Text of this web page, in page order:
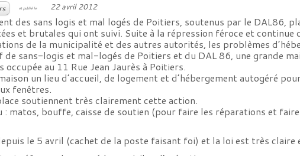
et publié le 22 avril 2012
des sans logis et mal logés de Poitiers, soutenus par le DAL86,
et brutales qui ont suivi. Suite à la répression féroce et
de la municipalité et des autres autorités, les problèmes
sans-logis et mal-logés de Poitiers et du DAL 86, une grande
au 11 Rue Jean Jaurès à Poitiers.
un lieu d’accueil, de logement et d’hébergement autogéré
fenêtres.
soutiennent très clairement cette action.
: matos, bouffe, caisse de soutien (pour faire les réparations et
le 5 avril (cachet de la poste faisant foi) et la loi est très claire